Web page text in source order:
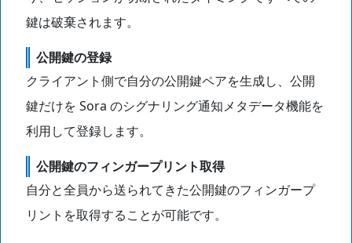
鍵は破棄されます。
公開鍵の登録
クライアント側で自分の公開鍵ペアを生成し、公開
鍵だけを Sora のシグナリング通知メタデータ機能を
利用して登録します。
公開鍵のフィンガープリント取得
自分と全員から送られてきた公開鍵のフィンガープ
リントを取得することが可能です。